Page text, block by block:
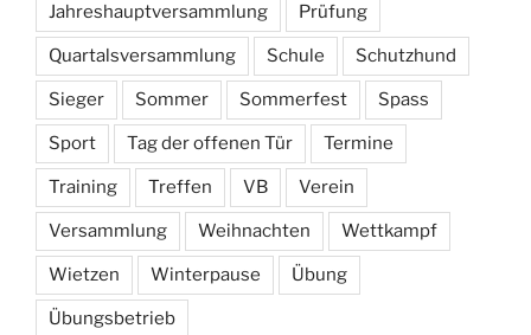
Jahreshauptversammlung Prüfung
Quartalsversammlung Schule Schutzhund
Sieger Sommer Sommerfest Spass
Sport Tag der offenen Tür Termine
Training Treffen VB Verein
Versammlung Weihnachten Wettkampf
Wietzen Winterpause Übung
Übungsbetrieb